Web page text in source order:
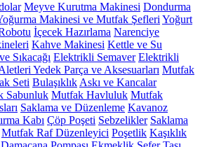
Meyve Kurutma Makinesi Dondurma
Makinesi ve Mutfak Şefleri Yoğurt
İçecek Hazırlama Narenciye
Kahve Makinesi Kettle ve Su
Sıkacağı Elektrikli Semaver Elektrikli
Yedek Parça ve Aksesuarları Mutfak
Seti Bulaşıklık Askı ve Kancalar
Sabunluk Mutfak Havluluk Mutfak
Saklama ve Düzenleme Kavanoz
Kabı Çöp Poşeti Sebzelikler Saklama
Mutfak Raf Düzenleyici Poşetlik Kaşıklık